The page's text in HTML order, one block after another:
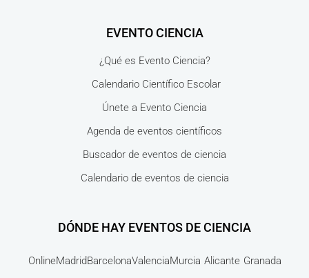
EVENTO CIENCIA
¿Qué es Evento Ciencia?
Calendario Científico Escolar
Únete a Evento Ciencia
Agenda de eventos científicos
Buscador de eventos de ciencia
Calendario de eventos de ciencia
DÓNDE HAY EVENTOS DE CIENCIA
OnlineMadridBarcelonaValenciaMurcia Alicante Granada